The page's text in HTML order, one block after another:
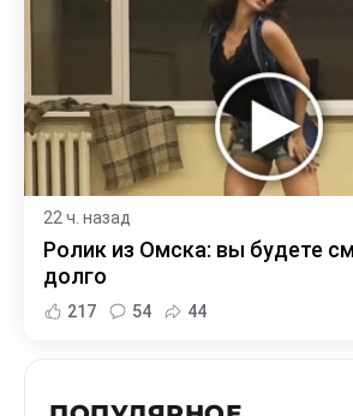
22 ч. назад
Ролик из Омска: вы будете
долго
217 54 44